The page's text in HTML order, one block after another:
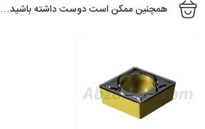
همچنین ممکن است دوست داشته باشید…